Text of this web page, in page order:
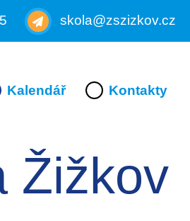
skola@zszizkov.cz
Kalendář Kontakty
Žižkov